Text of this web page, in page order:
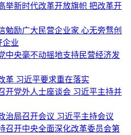
举新时代改革开放旗帜 把改革开
勉励广大民营企业家 心无旁骛创
企业
中央毫不动摇地支持民营经济发
革 习近平要求重在落实
开党外人士座谈会 习近平主持并
治局召开会议 习近平主持会议
召开中央全面深化改革委员会第